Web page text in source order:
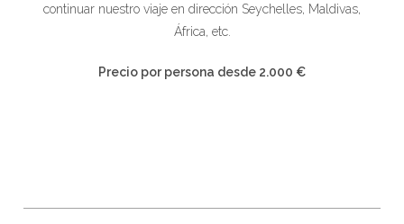
continuar nuestro viaje en dirección Seychelles, Maldivas,
África, etc.
Precio por persona desde 2.000 €